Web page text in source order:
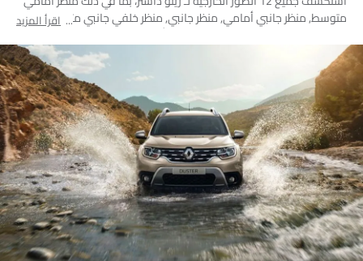
متوسط, منظر جانبي أمامي, منظر جانبي, منظر خلفي جانبي متقاطع, منظر
الزاوية الخلفية, منظر جانب السائق, منظر أمامي جانبي متقاطع, مصباح
أمامي, مصباح خلفي, منظر الشبك الأمامي, مرآة السائق الأمامية زاوية,
أنبوب العادم
اقرأ المزيد